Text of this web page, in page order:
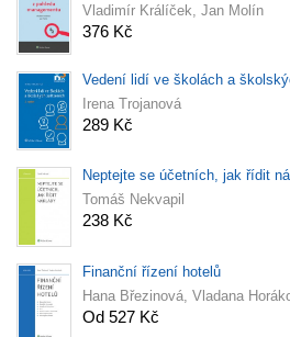
Vladimír Králíček, Jan Molín
376 Kč
Vedení lidí ve školách a
Irena Trojanová
289 Kč
Neptejte se účetních, jak řídit
Tomáš Nekvapil
238 Kč
Finanční řízení hotelů
Hana Březinová, Vladana
Od 527 Kč